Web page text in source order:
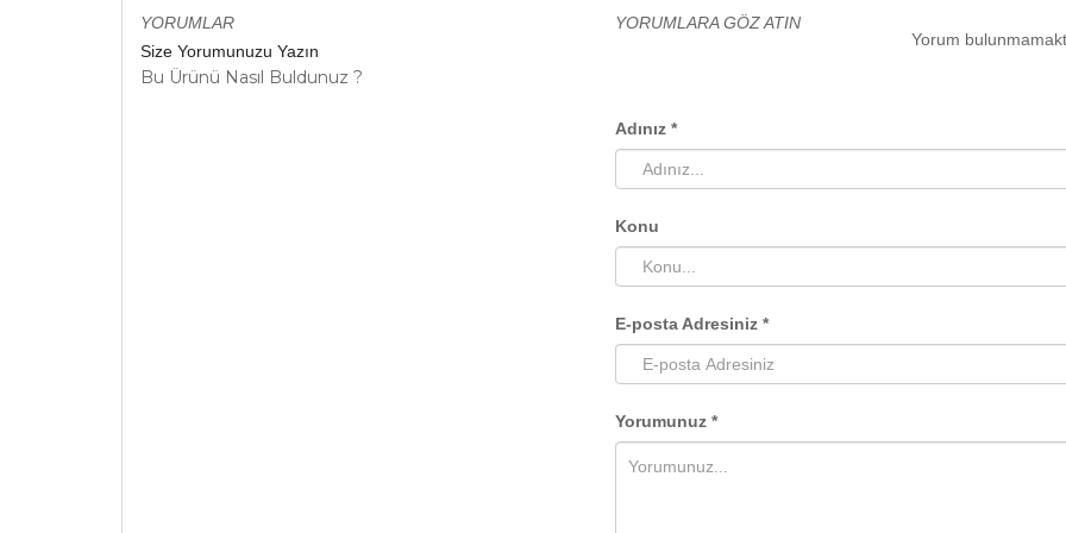
YORUMLAR
Size Yorumunuzu Yazın
Bu Ürünü Nasıl Buldunuz ?
YORUMLARA GÖZ ATIN
Yorum
Adınız *
Konu
E-posta Adresiniz *
Yorumunuz *